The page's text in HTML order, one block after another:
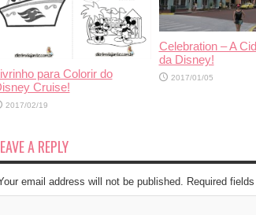
para Colorir do
Cruise!
2017/02/19
Celebration – A
da Disney!
2017/01/05
A REPLY
email address will not be published. Required